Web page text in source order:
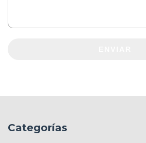
Categorías